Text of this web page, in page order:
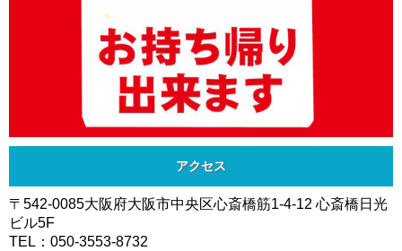
アクセス
〒542-0085大阪府大阪市中央区心斎橋筋1-4-12 心斎橋日光
ビル5F
TEL：050-3553-8732